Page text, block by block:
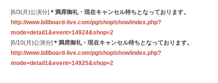
[6/3(月)公演分] ＊満席御礼・現在キャンセル待ちとなっております。
http://www.billboard-live.com/pg/shop/show/index.php?
mode=detail1&event=14924&shop=2
[6/10(月)公演分] ＊満席御礼・現在キャンセル待ちとなっております。
http://www.billboard-live.com/pg/shop/show/index.php?
mode=detail1&event=14925&shop=2